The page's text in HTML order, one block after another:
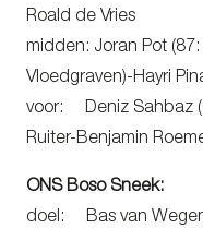
Roald de Vries
midden: Joran Pot (87:
Vloedgraven)-Hayri
voor: Deniz Sahbaz
Ruiter-Benjamin
ONS Boso Sneek:
doel: Bas van